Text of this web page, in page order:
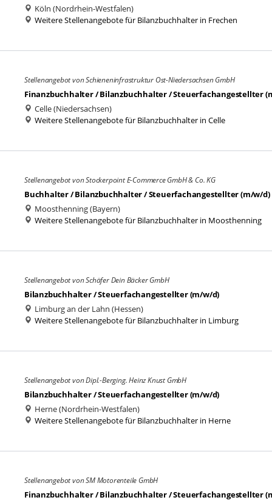
Köln (Nordrhein-Westfalen)
Weitere Stellenangebote für Bilanzbuchhalter in Frechen
Stellenangebot von Schieneninfrastruktur Ost-Niedersachsen GmbH
Finanzbuchhalter / Bilanzbuchhalter / Steuerfachangestellter
Celle (Niedersachsen)
Weitere Stellenangebote für Bilanzbuchhalter in Celle
Stellenangebot von Stockerpoint E-Commerce GmbH & Co. KG
Buchhalter / Bilanzbuchhalter / Steuerfachangestellter (m/w/d)
Moosthenning (Bayern)
Weitere Stellenangebote für Bilanzbuchhalter in Moosthenning
Stellenangebot von Schäfer Dein Bäcker GmbH
Bilanzbuchhalter / Steuerfachangestellter (m/w/d)
Limburg an der Lahn (Hessen)
Weitere Stellenangebote für Bilanzbuchhalter in Limburg
Stellenangebot von Dipl.-Berging. Heinz Knust GmbH
Bilanzbuchhalter / Steuerfachangestellter (m/w/d)
Herne (Nordrhein-Westfalen)
Weitere Stellenangebote für Bilanzbuchhalter in Herne
Stellenangebot von SM Motorenteile GmbH
Finanzbuchhalter / Bilanzbuchhalter / Steuerfachangestellter